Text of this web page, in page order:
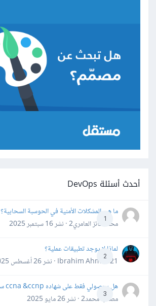
أحدث أسئلة DevOps
1
ما هي المشكلات الأمنية في الحوسبة السحابية؟
محمد فائز العامري2 · نشر
16 سبتمبر 2025
2
لماذا لا يوجد تطبيقات عملية؟
Ibrahim Ahmed21 · نشر
26 أغسطس 2025
3
هل بحصولي فقط على شهاده ccna &ccnp ساجد عمل
مصعب محمد2 · نشر
26 مايو 2025